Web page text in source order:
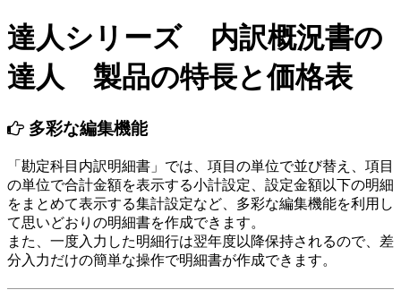
達人シリーズ 内訳概況書の
達人 製品の特長と価格表
多彩な編集機能
「勘定科目内訳明細書」では、項目の単位で並び替え、項目
の単位で合計金額を表示する小計設定、設定金額以下の明細
をまとめて表示する集計設定など、多彩な編集機能を利用し
て思いどおりの明細書を作成できます。
また、一度入力した明細行は翌年度以降保持されるので、差
分入力だけの簡単な操作で明細書が作成できます。